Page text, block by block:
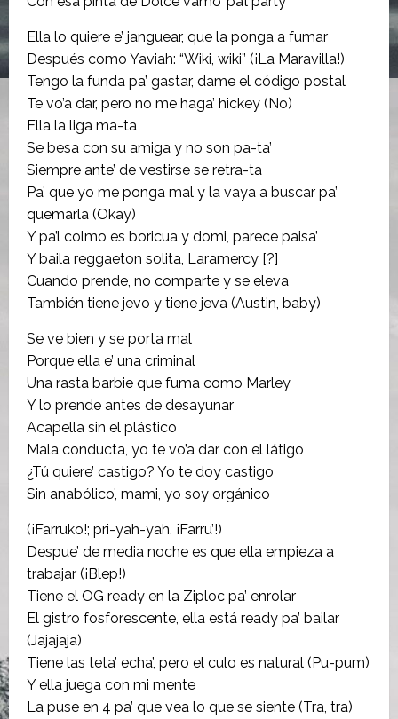
Ella lo quiere e’ janguear, que la ponga a fumar
Después como Yaviah: “Wiki, wiki” (¡La Maravilla!)
Tengo la funda pa’ gastar, dame el código postal
Te vo’a dar, pero no me haga’ hickey (No)
Ella la liga ma-ta
Se besa con su amiga y no son pa-ta’
Siempre ante’ de vestirse se retra-ta
Pa’ que yo me ponga mal y la vaya a buscar pa’
quemarla (Okay)
Y pa’l colmo es boricua y domi, parece paisa’
Y baila reggaeton solita, Laramercy [?]
Cuando prende, no comparte y se eleva
También tiene jevo y tiene jeva (Austin, baby)
Se ve bien y se porta mal
Porque ella e’ una criminal
Una rasta barbie que fuma como Marley
Y lo prende antes de desayunar
Acapella sin el plástico
Mala conducta, yo te vo’a dar con el látigo
¿Tú quiere’ castigo? Yo te doy castigo
Sin anabólico’, mami, yo soy orgánico
(¡Farruko!; pri-yah-yah, ¡Farru’!)
Despue’ de media noche es que ella empieza a
trabajar (¡Blep!)
Tiene el OG ready en la Ziploc pa’ enrolar
El gistro fosforescente, ella está ready pa’ bailar
(Jajajaja)
Tiene las teta’ echa’, pero el culo es natural (Pu-pum)
Y ella juega con mi mente
La puse en 4 pa’ que vea lo que se siente (Tra, tra)